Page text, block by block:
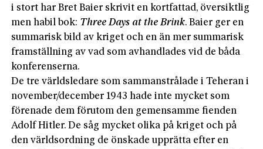
i stort har Bret Baier skrivit en kortfattad, översiktlig
men habil bok: Three Days at the Brink. Baier ger en
summarisk bild av kriget och en än mer summarisk
framställning av vad som avhandlades vid de båda
konferenserna.
De tre världsledare som sammanstrålade i Teheran i
november/december 1943 hade inte mycket som
förenade dem förutom den gemensamme fienden
Adolf Hitler. De såg mycket olika på kriget och på
den världsordning de önskade upprätta efter en